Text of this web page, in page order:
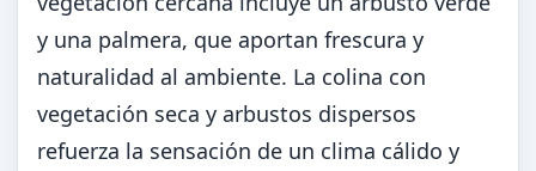
y una palmera, que aportan frescura y
naturalidad al ambiente. La colina con
vegetación seca y arbustos dispersos
refuerza la sensación de un clima cálido y